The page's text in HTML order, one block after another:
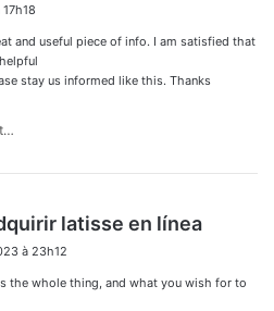
and useful piece of info. I am satisfied that
stay us informed like this. Thanks
latisse en línea
à 23h12
the whole thing, and what you wish for to